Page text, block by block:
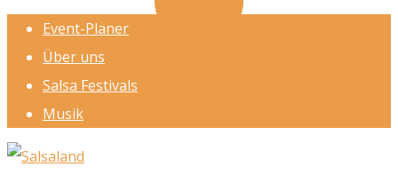
Event-Planer
Über uns
Salsa Festivals
Musik
Salsa lernen in
Rekordzeit?
HIER
KLICKEN